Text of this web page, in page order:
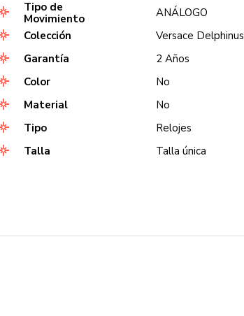
Tipo de
Movimiento
ANÁLOGO
Colección
Versace Delphinus
Garantía
2 Años
Color
No
Material
No
Tipo
Relojes
Talla
Talla única